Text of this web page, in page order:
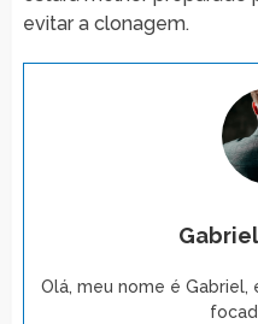
evitar a clonagem.
Olá, meu nome é Gabriel,